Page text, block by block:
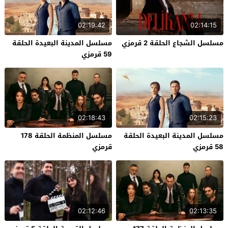
02:14:15
مسلسل الشجاع الحلقة 2 قرمزي
02:19:42
مسلسل المدينة البعيدة الحلقة
59 قرمزي
02:15:23
مسلسل المدينة البعيدة الحلقة
58 قرمزي
02:18:43
مسلسل المنظمة الحلقة 178
قرمزي
02:13:35
02:12:46